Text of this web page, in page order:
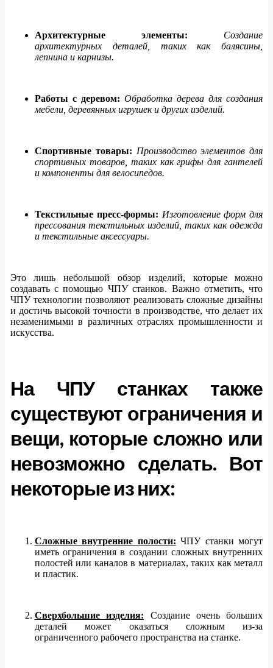
Архитектурные элементы:
Создание
архитектурных деталей, таких как балясины,
лепнина и карнизы.
Работы с деревом: Обработка дерева для создания
мебели, деревянных игрушек и других изделий.
Спортивные товары: Производство элементов для
спортивных товаров, таких как грифы для гантелей
и компоненты для велосипедов.
Текстильные пресс-формы: Изготовление форм для
прессования текстильных изделий, таких как одежда
и текстильные аксессуары.
Это лишь небольшой обзор изделий, которые можно
создавать с помощью ЧПУ станков. Важно отметить, что
ЧПУ технологии позволяют реализовать сложные дизайны
и достичь высокой точности в производстве, что делает их
незаменимыми в различных отраслях промышленности и
искусства.
На ЧПУ станках также
существуют ограничения и
вещи, которые сложно или
невозможно сделать. Вот
некоторые из них:
Сложные внутренние полости: ЧПУ станки могут
иметь ограничения в создании сложных внутренних
полостей или каналов в материалах, таких как металл
и пластик.
Сверхбольшие изделия: Создание очень больших
деталей может оказаться сложным из-за
ограниченного рабочего пространства на станке.